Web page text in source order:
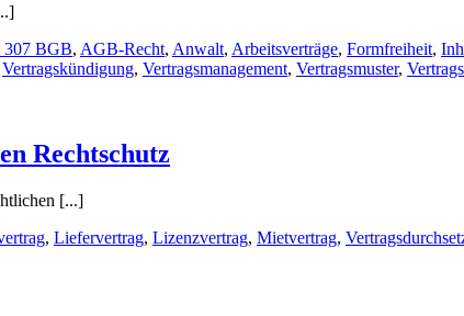
307 BGB, AGB-Recht, Anwalt, Arbeitsverträge, Formfreiheit,
Vertragskündigung, Vertragsmanagement, Vertragsmuster,
Rechtschutz
[...]
, Liefervertrag, Lizenzvertrag, Mietvertrag,